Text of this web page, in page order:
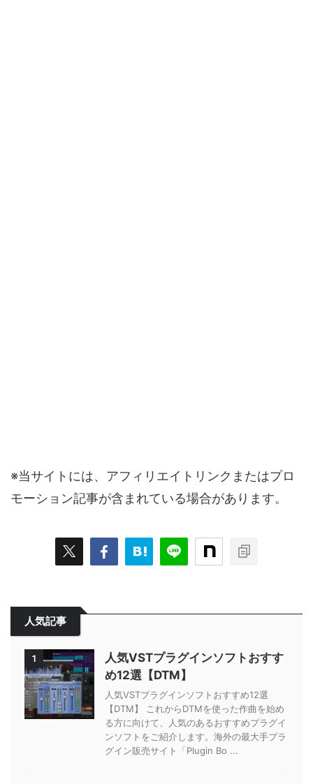
※当サイトには、アフィリエイトリンクまたはプロ
モーション記事が含まれている場合があります。
人気記事
1
人気VSTプラグインソフトおすす
め12選【DTM】
人気VSTプラグインソフトおすすめ12選
【DTM】 これからDTMを使った作曲を始め
る方に向けて、人気のあるおすすめプラグイ
ンソフトをご紹介します。海外の最大手プラ
グイン販売サイト「Plugin Bo ...